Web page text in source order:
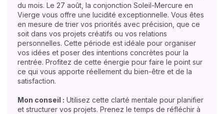
du mois. Le 27 août, la conjonction Soleil-Mercure en
Vierge vous offre une lucidité exceptionnelle. Vous êtes
en mesure de trier vos priorités avec précision, que ce
soit dans vos projets créatifs ou vos relations
personnelles. Cette période est idéale pour organiser
vos idées et poser des intentions concrètes pour la
rentrée. Profitez de cette énergie pour faire le point sur
ce qui vous apporte réellement du bien-être et de la
satisfaction.
Mon conseil : Utilisez cette clarté mentale pour planifier
et structurer vos projets. Prenez le temps de réfléchir à